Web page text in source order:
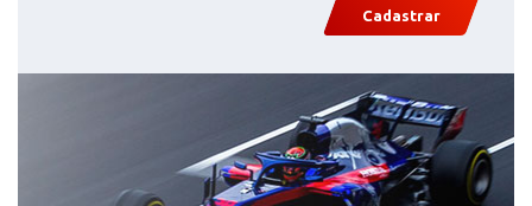
Cadastrar